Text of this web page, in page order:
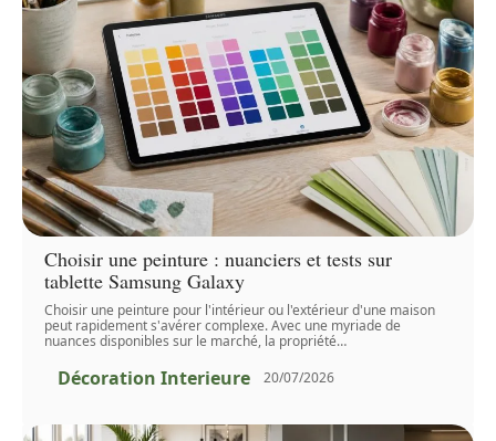
Choisir une peinture : nuanciers et tests sur
tablette Samsung Galaxy
Choisir une peinture pour l'intérieur ou l'extérieur d'une maison
peut rapidement s'avérer complexe. Avec une myriade de
nuances disponibles sur le marché, la propriété…
Décoration Interieure 20/07/2026